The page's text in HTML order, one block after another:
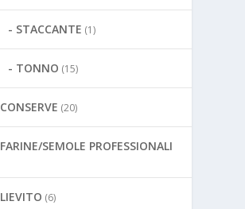
STACCANTE (1)
TONNO (15)
CONSERVE (20)
FARINE/SEMOLE PROFESSIONALI
LIEVITO (6)